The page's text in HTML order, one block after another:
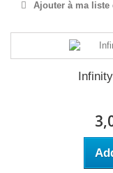
Ajouter à ma liste